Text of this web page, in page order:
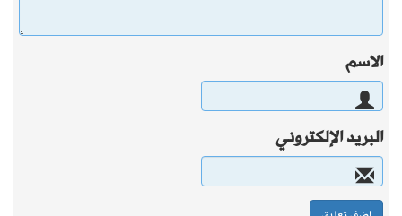
الاسم
البريد الإلكتروني